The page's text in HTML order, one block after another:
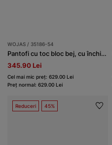
WOJAS / 35186-54
Pantofi cu toc bloc bej, cu închidere în jurul gleznei
345.90 Lei
Cel mai mic preț: 629.00 Lei
Preț normal: 629.00 Lei
Reduceri 45%